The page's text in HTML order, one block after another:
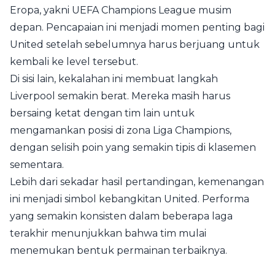
Eropa, yakni UEFA Champions League musim
depan. Pencapaian ini menjadi momen penting bagi
United setelah sebelumnya harus berjuang untuk
kembali ke level tersebut.
Di sisi lain, kekalahan ini membuat langkah
Liverpool semakin berat. Mereka masih harus
bersaing ketat dengan tim lain untuk
mengamankan posisi di zona Liga Champions,
dengan selisih poin yang semakin tipis di klasemen
sementara.
Lebih dari sekadar hasil pertandingan, kemenangan
ini menjadi simbol kebangkitan United. Performa
yang semakin konsisten dalam beberapa laga
terakhir menunjukkan bahwa tim mulai
menemukan bentuk permainan terbaiknya.